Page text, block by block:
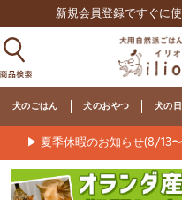
新規会員登録ですぐに
犬のごはん 犬のおやつ 犬の
▶ 夏季休暇のお知らせ(8/13